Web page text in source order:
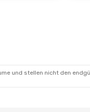
und stellen nicht den